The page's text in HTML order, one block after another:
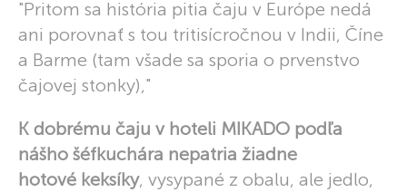
"Pritom sa história pitia čaju v Európe nedá
ani porovnať s tou tritisícročnou v Indii, Číne
a Barme (tam všade sa sporia o prvenstvo
čajovej stonky),"
K dobrému čaju v hoteli MIKADO podľa
nášho šéfkuchára nepatria žiadne
hotové keksíky, vysypané z obalu, ale jedlo,